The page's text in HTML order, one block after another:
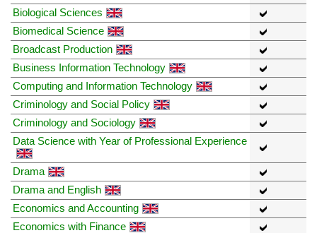
Biological Sciences
Biomedical Science
Broadcast Production
Business Information Technology
Computing and Information Technology
Criminology and Social Policy
Criminology and Sociology
Data Science with Year of Professional Experience
Drama
Drama and English
Economics and Accounting
Economics with Finance